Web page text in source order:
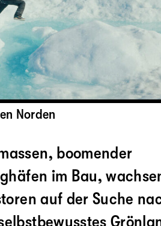
Norden
boomender
im Bau,
auf der Suche